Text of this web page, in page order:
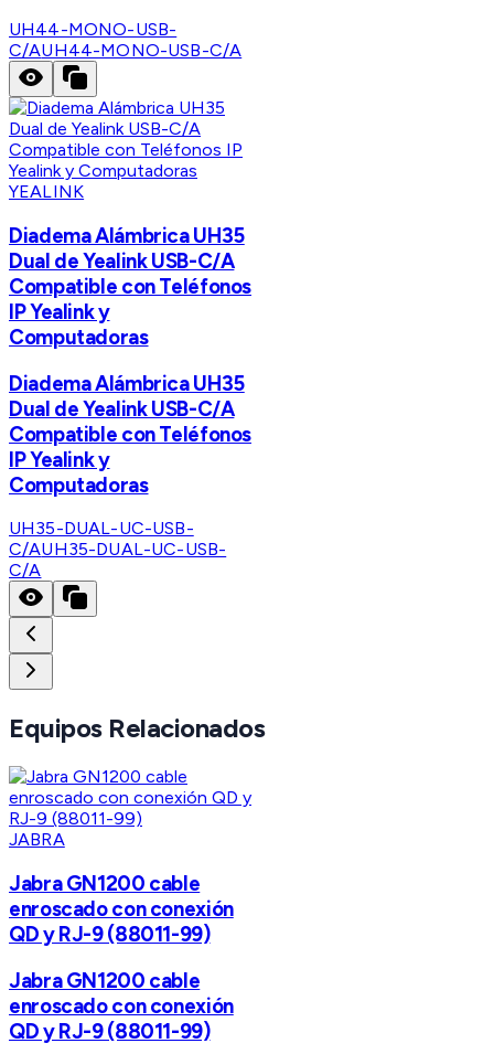
UH44-MONO-USB-
C/AUH44-MONO-USB-C/A
YEALINK
Diadema Alámbrica UH35
Dual de Yealink USB-C/A
Compatible con Teléfonos
IP Yealink y
Computadoras
Diadema Alámbrica UH35
Dual de Yealink USB-C/A
Compatible con Teléfonos
IP Yealink y
Computadoras
UH35-DUAL-UC-USB-
C/AUH35-DUAL-UC-USB-
C/A
Equipos Relacionados
JABRA
Jabra GN1200 cable
enroscado con conexión
QD y RJ-9 (88011-99)
Jabra GN1200 cable
enroscado con conexión
QD y RJ-9 (88011-99)